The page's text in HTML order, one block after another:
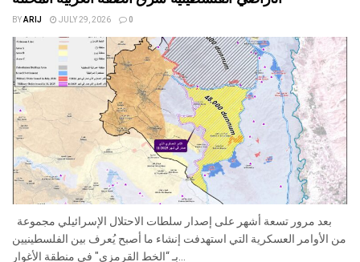
BYARIJ JULY 29, 2026 0
من الأوامر العسكرية التي استهدفت إنشاء ما أصبح يُعرف بين الفلسطينيين